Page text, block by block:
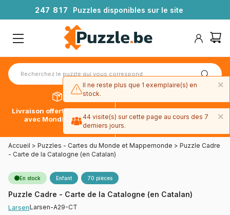
247 81 7 Puzzles disponibles sur le site
Livraison offerte dès 39€*
avec Mondial Relay
Paiement en 4x sans frais
avec Paypal
Accueil > Puzzles - Cartes du Monde et Mappemonde > Puzzle Cadre
- Carte de la Catalogne (en Catalan)
En stock Enfant 70 pièces
Puzzle Cadre - Carte de la Catalogne (en Catalan)
LarsenLarsen-A29-CT
×
Il ne reste plus que 1 exemplaire(s) en
stock.
×
44 visite(s) sur cette page au cours des 7
derniers jours.